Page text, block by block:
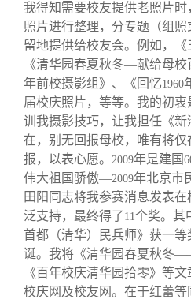
校友讲坛
校友视界
实用信息
总会章程
理事会名单
制度法规
联系我们
我得知需要校友提供老照片
照片进行整理，分专题（组
留地提供给校友会。例如，《
《清华园春夏秋冬—献给母
年前校摄影组》、《回忆1960
届校庆照片，等等。我的初
训我摄影技巧，让我担任《
在，别无回报母校，唯有将仅
报，以表心愿。 2009年是建国
伟大祖国骄傲—2009年北京市
田阳同志将我参赛消息发表
泛支持，最终得了 11个奖。其
首都（清华）民兵师》获一等
诞。我将《清华园春夏秋冬
《百年校庆清华园拾零》等
校庆网及校友网。在于红蕾